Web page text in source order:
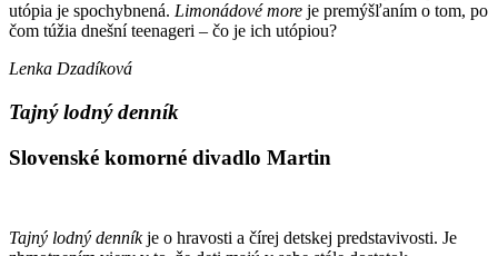
utópia je spochybnená. Limonádové more je premýšľaním o tom, po
čom túžia dnešní teenageri – čo je ich utópiou?
Lenka Dzadíková
Tajný lodný denník
Slovenské komorné divadlo Martin
Tajný lodný denníkje o hravosti a čírej detskej predstavivosti. Je